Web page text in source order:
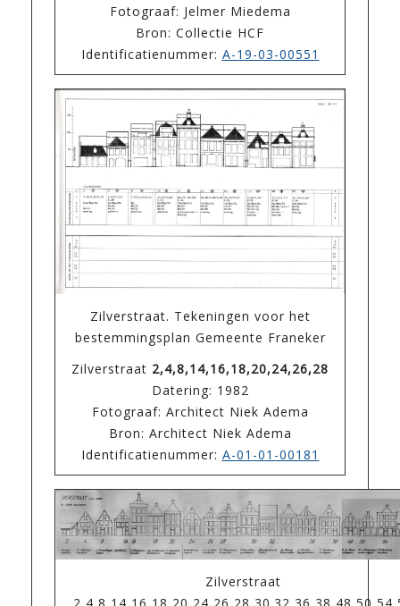
Fotograaf: Jelmer Miedema
Bron: Collectie HCF
Identificatienummer: A-19-03-00551
Zilverstraat. Tekeningen voor het
bestemmingsplan Gemeente Franeker
Zilverstraat 2,4,8,14,16,18,20,24,26,28
Datering: 1982
Fotograaf: Architect Niek Adema
Bron: Architect Niek Adema
Identificatienummer: A-01-01-00181
Zilverstraat